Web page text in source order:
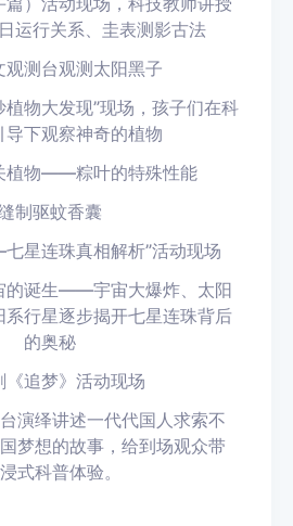
运行关系、圭表测影古法
观测台观测太阳黑子
植物大发现”现场，孩子们在科
导下观察神奇的植物
植物——粽叶的特殊性能
制驱蚊香囊
星连珠真相解析”活动现场
的诞生——宇宙大爆炸、太阳
行星逐步揭开七星连珠背后
的奥秘
《追梦》活动现场
演绎讲述一代代国人求索不
梦想的故事，给到场观众带
式科普体验。